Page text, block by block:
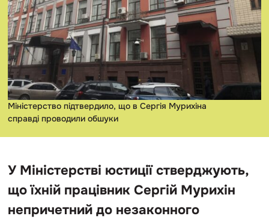
Міністерство підтвердило, що в Сергія Мурихіна
справді проводили обшуки
У Міністерстві юстиції стверджують,
що їхній працівник Сергій Мурихін
непричетний до незаконного